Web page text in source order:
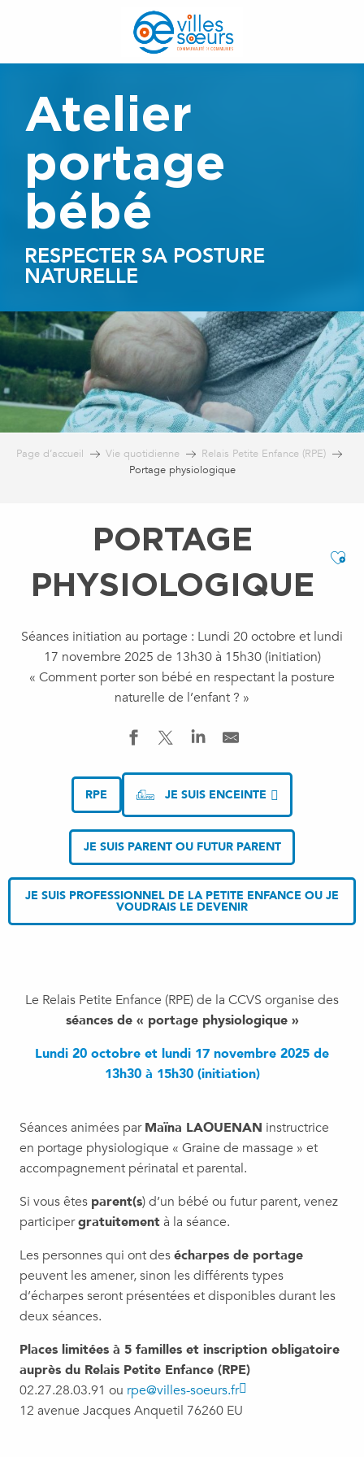
principal
Atelier
portage
bébé
RESPECTER SA POSTURE
NATURELLE
Page d’accueil Vie quotidienne
Relais Petite Enfance (RPE)
Portage physiologique
PORTAGE
PHYSIOLOGIQUE
Séances initiation au portage : Lundi 20 octobre et lundi
17 novembre 2025 de 13h30 à 15h30 (initiation)
« Comment porter son bébé en respectant la posture
naturelle de l’enfant ? »
RPE JE SUIS ENCEINTE
JE SUIS PARENT OU FUTUR PARENT
JE SUIS PROFESSIONNEL DE LA PETITE ENFANCE OU JE
VOUDRAIS LE DEVENIR
Le Relais Petite Enfance (RPE) de la CCVS organise des
séances de « portage physiologique »
Lundi 20 octobre et lundi 17 novembre 2025 de
13h30 à 15h30 (initiation)
Séances animées parMaïna LAOUENAN instructrice
en portage physiologique « Graine de massage » et
accompagnement périnatal et parental.
Si vous êtes parent(s) d’un bébé ou futur parent, venez
participergratuitementà la séance.
Les personnes qui ont desécharpes de portage
peuvent les amener, sinon les différents types
d’écharpes seront présentées et disponibles durant les
deux séances.
Places limitées à 5 familles et inscription obligatoire
auprès du Relais Petite Enfance (RPE)
02.27.28.03.91 ou rpe@villes-soeurs.fr
12 avenue Jacques Anquetil 76260 EU